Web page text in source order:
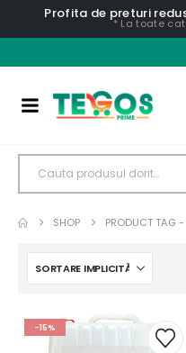
Profita de preturi
* La toate
SHOP PRODUCT TAG
-15%